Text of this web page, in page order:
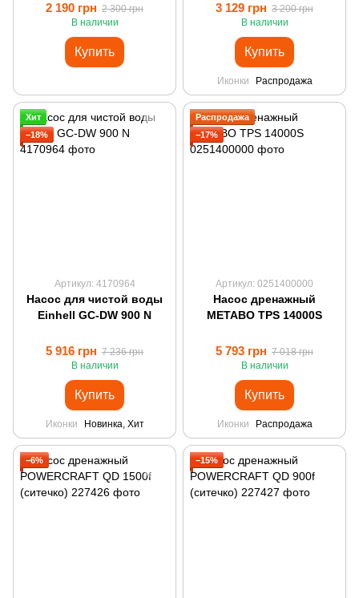
2 190 грн 2 300 грн
В наличии
Купить
3 129 грн 3 200 грн
В наличии
Купить
Иконки Распродажа
Хит
−18%
Артикул: 4170964
Насос для чистой воды
Einhell GC-DW 900 N
5 916 грн 7 236 грн
В наличии
Купить
Иконки Новинка, Хит
Распродажа
−17%
Артикул: 0251400000
Насос дренажный
METABO TPS 14000S
5 793 грн 7 018 грн
В наличии
Купить
Иконки Распродажа
−6% −15%